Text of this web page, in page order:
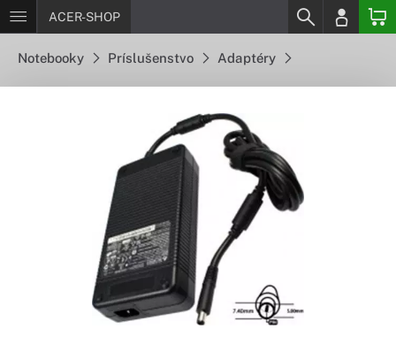
ACER-SHOP
Notebooky Príslušenstvo Adaptéry